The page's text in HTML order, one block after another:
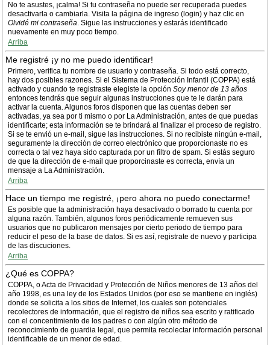
No te asustes, ¡calma! Si tu contraseña no puede ser recuperada puedes
desactivarla o cambiarla. Visita la página de ingreso (login) y haz clic en
Olvidé mi contraseña. Sigue las instrucciones y estarás identificado
nuevamente en muy poco tiempo.
Arriba
Me registré ¡y no me puedo identificar!
Primero, verifica tu nombre de usuario y contraseña. Si todo está correcto,
hay dos posibles razones. Si el Sistema de Protección Infantil (COPPA) está
activado y cuando te registraste elegiste la opción Soy menor de 13 años
entonces tendrás que seguir algunas instrucciones que te le darán para
activar la cuenta. Algunos foros disponen que las cuentas deben ser
activadas, ya sea por ti mismo o por La Administración, antes de que puedas
identificarte; esta información se te brindará al finalizar el proceso de registro.
Si se te envió un e-mail, sigue las instrucciones. Si no recibiste ningún e-mail,
seguramente la dirección de correo electrónico que proporcionaste no es
correcta o tal vez haya sido capturada por un filtro de spam. Si estás seguro
de que la dirección de e-mail que proporcinaste es correcta, envía un
mensaje a La Administración.
Arriba
Hace un tiempo me registré, ¡pero ahora no puedo conectarme!
Es posible que la administración haya desactivado o borrado tu cuenta por
alguna razón. También, algunos foros periódicamente remueven sus
usuarios que no publicaron mensajes por cierto periodo de tiempo para
reducir el peso de la base de datos. Si es así, registrate de nuevo y participa
de las discuciones.
Arriba
¿Qué es COPPA?
COPPA, o Acta de Privacidad y Protección de Niños menores de 13 años del
año 1998, es una ley de los Estados Unidos (por eso se mantiene en inglés)
donde se solicita a los sitios de Internet, los cuales son potenciales
recolectores de información, que el registro de niños sea escrito y ratificado
con el concentimiento de los padres o con algún otro método de
reconocimiento de guardia legal, que permita recolectar información personal
identificable de un menor de edad.